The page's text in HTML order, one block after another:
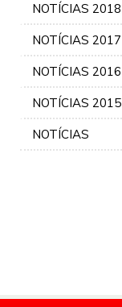
NOTÍCIAS 2018
NOTÍCIAS 2017
NOTÍCIAS 2016
NOTÍCIAS 2015
NOTÍCIAS